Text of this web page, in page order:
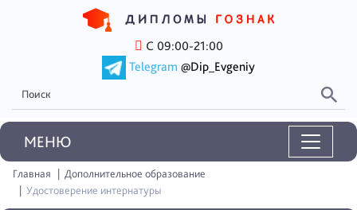
С 09:00-21:00
Telegram @Dip_Evgeniy
MEНЮ
Главная
Дополнительное образование
Удостоверение интернатуры